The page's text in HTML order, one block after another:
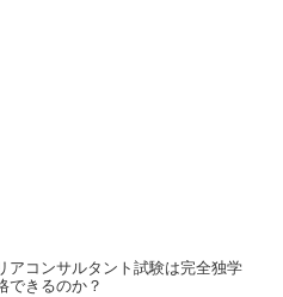
アコンサルタント試験は完全独学
できるのか？